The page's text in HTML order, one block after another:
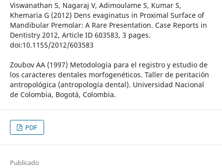
Viswanathan S, Nagaraj V, Adimoulame S, Kumar S,
Khemaria G (2012) Dens evaginatus in Proximal Surface of
Mandibular Premolar: A Rare Presentation. Case Reports in
Dentistry 2012, Article ID 603583, 3 pages.
doi:10.1155/2012/603583
Zoubov AA (1997) Metodología para el registro y estudio de
los caracteres dentales morfogenéticos. Taller de peritación
antropológica (antropología dental). Universidad Nacional
de Colombia, Bogotá, Colombia.
PDF
Publicado